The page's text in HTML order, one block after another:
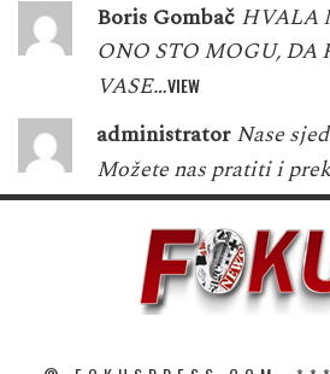
Boris Gombač HVALA
ONO STO MOGU, DA
VASE…VIEW
administrator Nase
Možete nas pratiti i